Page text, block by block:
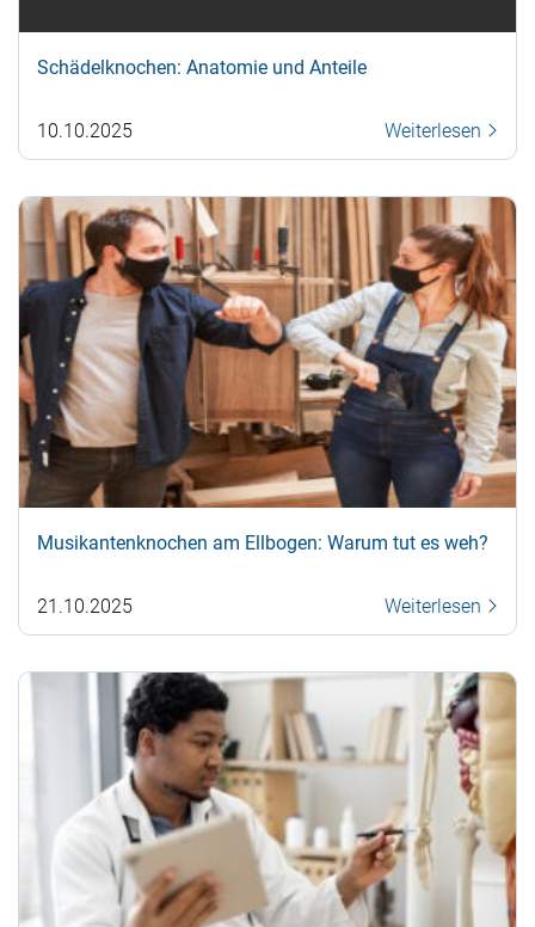
Schädelknochen: Anatomie und Anteile
10.10.2025 Weiterlesen
Musikantenknochen am Ellbogen: Warum tut es weh?
21.10.2025 Weiterlesen